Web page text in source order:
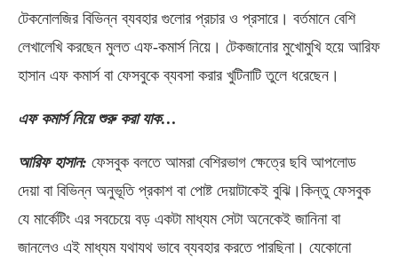
টেকনোলজির বিভিন্ন ব্যবহার গুলোর প্রচার ও প্রসারে। বর্তমানে বেশি
লেখালেখি করছেন মুলত এফ-কমার্স নিয়ে। টেকজানোর মুখোমুখি হয়ে আরিফ
হাসান এফ কমার্স বা ফেসবুকে ব্যবসা করার খুটিনাটি তুলে ধরেছেন।
এফ কমার্স নিয়ে শুরু করা যাক…
আরিফ হাসান: ফেসবুক বলতে আমরা বেশিরভাগ ক্ষেত্রে ছবি আপলোড
দেয়া বা বিভিন্ন অনুভূতি প্রকাশ বা পোষ্ট দেয়াটাকেই বুঝি।কিন্তু ফেসবুক
যে মার্কেটিং এর সবচেয়ে বড় একটা মাধ্যম সেটা অনেকেই জানিনা বা
জানলেও এই মাধ্যম যথাযথ ভাবে ব্যবহার করতে পারছিনা। যেকোনো